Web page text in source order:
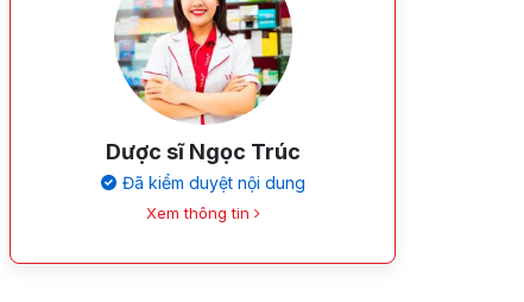
Dược sĩ Ngọc Trúc
Đã kiểm duyệt nội dung
Xem thông tin